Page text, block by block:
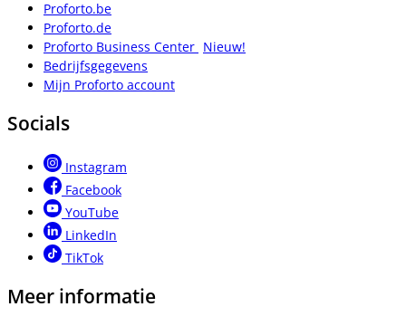
Proforto.be
Proforto.de
Proforto Business Center Nieuw!
Bedrijfsgegevens
Mijn Proforto account
Socials
Instagram
Facebook
YouTube
LinkedIn
TikTok
Meer informatie